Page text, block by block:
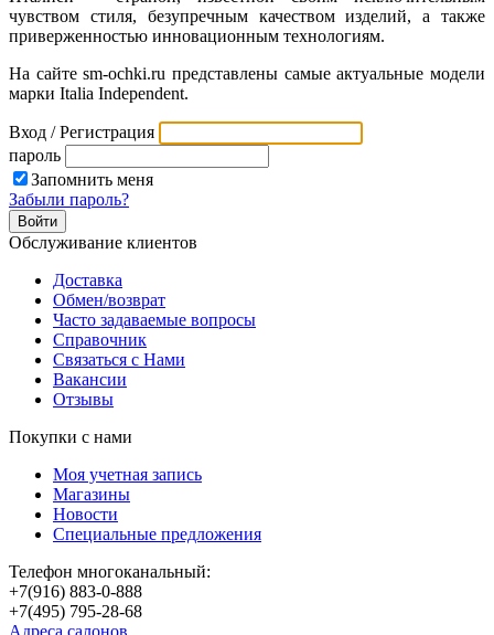
чувством стиля, безупречным качеством изделий, а также
приверженностью инновационным технологиям.
На сайте sm-ochki.ru представлены самые актуальные модели
марки Italia Independent.
Вход / Регистрация
пароль
Запомнить меня
Забыли пароль?
Обслуживание клиентов
Доставка
Обмен/возврат
Часто задаваемые вопросы
Справочник
Связаться с Нами
Вакансии
Отзывы
Покупки с нами
Моя учетная запись
Магазины
Новости
Специальные предложения
Телефон многоканальный:
+7(916) 883-0-888
+7(495) 795-28-68
Адреса салонов